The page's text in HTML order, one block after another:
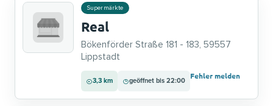
Supermärkte
Real
Bökenförder Straße 181 - 183, 59557
Lippstadt
3,3 km geöffnet bis 22:00
Fehler melden